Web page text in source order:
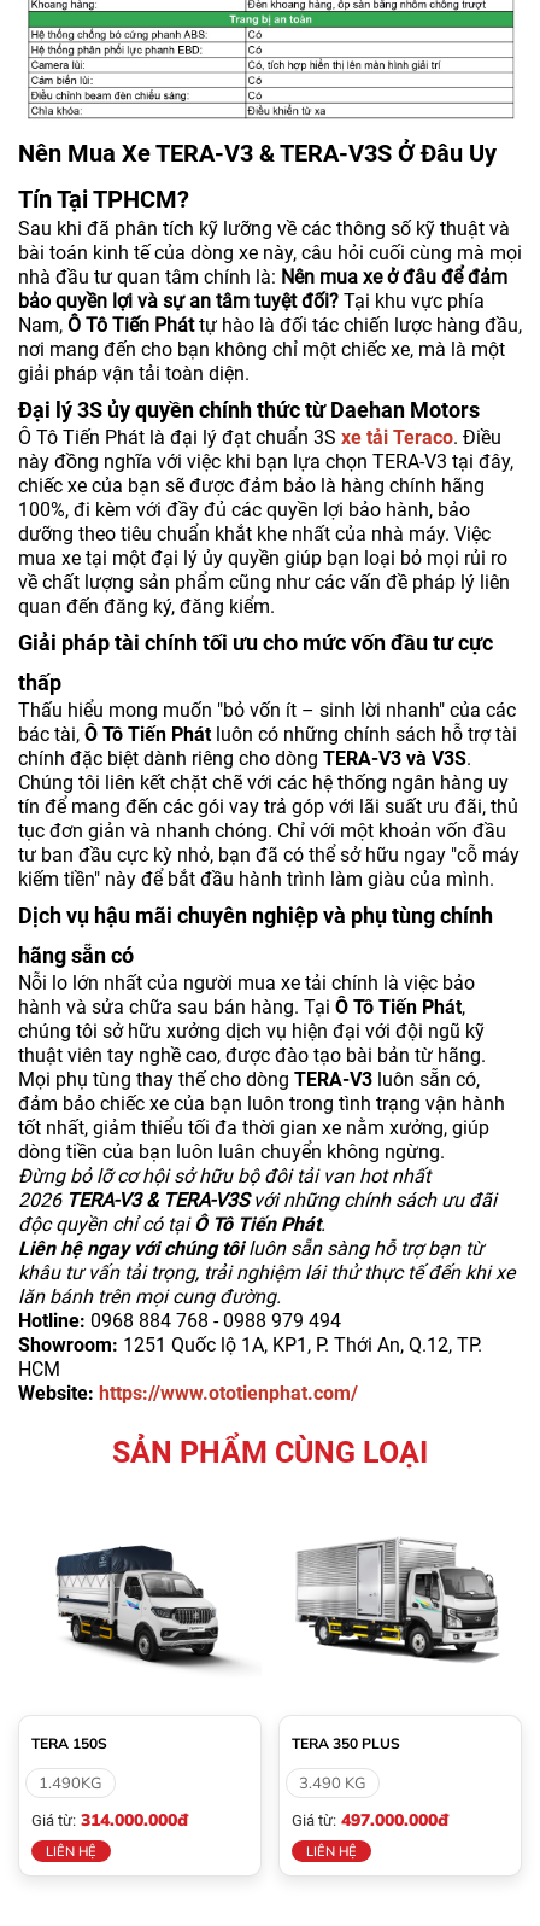
Nên Mua Xe TERA-V3 & TERA-V3S Ở Đâu Uy
Tín Tại TPHCM?
Sau khi đã phân tích kỹ lưỡng về các thông số kỹ thuật và
bài toán kinh tế của dòng xe này, câu hỏi cuối cùng mà mọi
nhà đầu tư quan tâm chính là: Nên mua xe ở đâu để đảm
bảo quyền lợi và sự an tâm tuyệt đối? Tại khu vực phía
Nam, Ô Tô Tiến Pháttự hào là đối tác chiến lược hàng đầu,
nơi mang đến cho bạn không chỉ một chiếc xe, mà là một
giải pháp vận tải toàn diện.
Đại lý 3S ủy quyền chính thức từ Daehan Motors
Ô Tô Tiến Phát là đại lý đạt chuẩn 3S xe tải Teraco. Điều
này đồng nghĩa với việc khi bạn lựa chọn TERA-V3 tại đây,
chiếc xe của bạn sẽ được đảm bảo là hàng chính hãng
100%, đi kèm với đầy đủ các quyền lợi bảo hành, bảo
dưỡng theo tiêu chuẩn khắt khe nhất của nhà máy. Việc
mua xe tại một đại lý ủy quyền giúp bạn loại bỏ mọi rủi ro
về chất lượng sản phẩm cũng như các vấn đề pháp lý liên
quan đến đăng ký, đăng kiểm.
Giải pháp tài chính tối ưu cho mức vốn đầu tư cực
thấp
Thấu hiểu mong muốn "bỏ vốn ít – sinh lời nhanh" của các
bác tài, Ô Tô Tiến Phátluôn có những chính sách hỗ trợ tài
chính đặc biệt dành riêng cho dòng TERA-V3 và V3S.
Chúng tôi liên kết chặt chẽ với các hệ thống ngân hàng uy
tín để mang đến các gói vay trả góp với lãi suất ưu đãi, thủ
tục đơn giản và nhanh chóng. Chỉ với một khoản vốn đầu
tư ban đầu cực kỳ nhỏ, bạn đã có thể sở hữu ngay "cỗ máy
kiếm tiền" này để bắt đầu hành trình làm giàu của mình.
Dịch vụ hậu mãi chuyên nghiệp và phụ tùng chính
hãng sẵn có
Nỗi lo lớn nhất của người mua xe tải chính là việc bảo
hành và sửa chữa sau bán hàng. Tại Ô Tô Tiến Phát,
chúng tôi sở hữu xưởng dịch vụ hiện đại với đội ngũ kỹ
thuật viên tay nghề cao, được đào tạo bài bản từ hãng.
Mọi phụ tùng thay thế cho dòng TERA-V3 luôn sẵn có,
đảm bảo chiếc xe của bạn luôn trong tình trạng vận hành
tốt nhất, giảm thiểu tối đa thời gian xe nằm xưởng, giúp
dòng tiền của bạn luôn luân chuyển không ngừng.
Đừng bỏ lỡ cơ hội sở hữu bộ đôi tải van hot nhất
2026 TERA-V3 & TERA-V3Svới những chính sách ưu đãi
độc quyền chỉ có tạiÔ Tô Tiến Phát.
Liên hệ ngay với chúng tôiluôn sẵn sàng hỗ trợ bạn từ
khâu tư vấn tải trọng, trải nghiệm lái thử thực tế đến khi xe
lăn bánh trên mọi cung đường.
Hotline: 0968 884 768 - 0988 979 494
Showroom: 1251 Quốc lộ 1A, KP1, P. Thới An, Q.12, TP.
HCM
Website: https://www.ototienphat.com/
SẢN PHẨM CÙNG LOẠI
TERA 150S
1.490KG
Giá từ: 314.000.000đ
LIÊN HỆ
TERA 350 PLUS
3.490 KG
Giá từ: 497.000.000đ
LIÊN HỆ